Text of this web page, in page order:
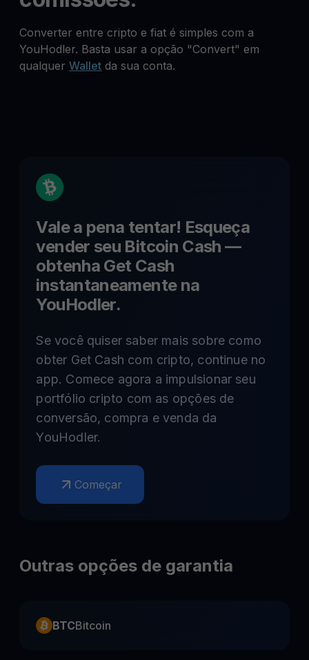
Converter entre cripto e fiat é simples com a
YouHodler. Basta usar a opção "Convert" em
qualquerWallet da sua conta.
Vale a pena tentar! Esqueça
vender seu Bitcoin Cash —
obtenha Get Cash
instantaneamente na
YouHodler.
Se você quiser saber mais sobre como
obter Get Cash com cripto, continue no
app. Comece agora a impulsionar seu
portfólio cripto com as opções de
conversão, compra e venda da
YouHodler.
Começar
Outras opções de garantia
BTCBitcoin